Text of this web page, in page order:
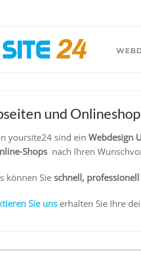
und
yoursite24 sind ein Webdesign
Shops nach Ihren
können Sie schnell,
Sie uns erhalten Sie Ihre